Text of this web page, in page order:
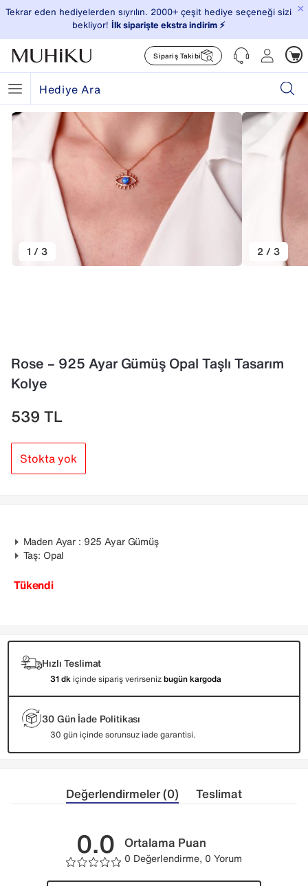
×
Tekrar eden hediyelerden sıyrılın. 2000+ çeşit hediye seçeneği sizi
bekliyor! İlk siparişte ekstra indirim ⚡️
Sipariş Takibi
1 / 3 2 / 3
Rose – 925 Ayar Gümüş Opal Taşlı Tasarım
Kolye
539 TL
Stokta yok
Maden Ayar : 925 Ayar Gümüş
Taş: Opal
Tükendi
Hızlı Teslimat
31 dk içinde sipariş verirsenizbugün kargoda
30 Gün İade Politikası
30 gün içinde sorunsuz iade garantisi.
Değerlendirmeler (0) Teslimat
0.0 Ortalama Puan
0 Değerlendirme, 0 Yorum